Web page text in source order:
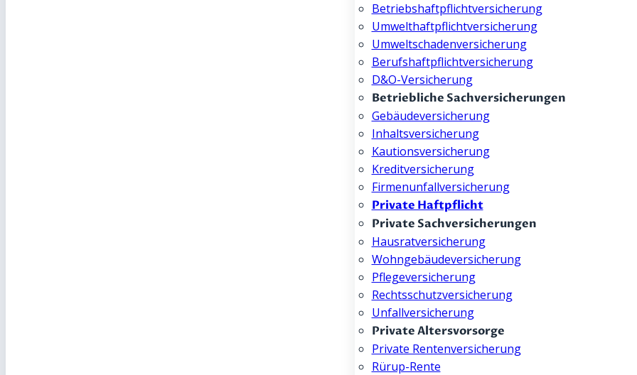
Betriebshaftpflicht­­­­versicherung
Umwelthaftpflicht­­versicherung
Umweltschaden­­versicherung
Berufshaftpflicht­­versicherung
D&O-Versicherung
Betriebliche Sachversicherungen
Gebäude­­versicherung
Inhalts­­versicherung
Kautions­­versicherung
Kredit­­versicherung
Firmenunfall­­versicherung
Private Haftpflicht
Private Sachversicherungen
Hausrat­­versicherung
Wohngebäude­­versicherung
Pflege­­versicherung
Rechtsschutz­­versicherung
Unfallversicherung
Private Altersvorsorge
Private Rentenversicherung
Rürup-Rente